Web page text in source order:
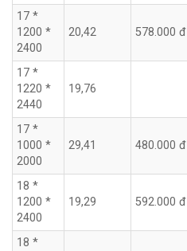
17 *
1200 *
2400
20,42 578.000 đ
17 *
1220 *
2440
19,76
17 *
1000 *
2000
29,41 480.000 đ
18 *
1200 *
2400
19,29 592.000 đ
18 *